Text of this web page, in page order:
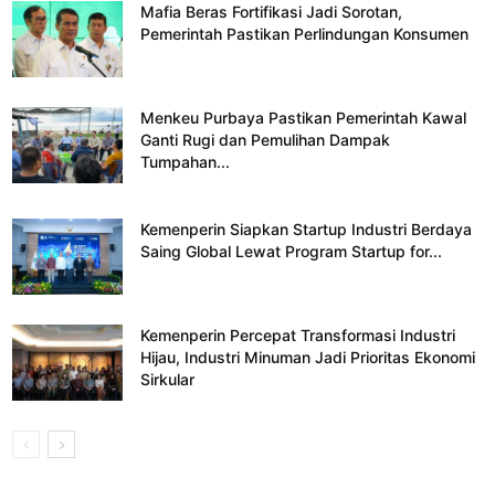
Mafia Beras Fortifikasi Jadi Sorotan,
Pemerintah Pastikan Perlindungan Konsumen
Menkeu Purbaya Pastikan Pemerintah Kawal
Ganti Rugi dan Pemulihan Dampak
Tumpahan...
Kemenperin Siapkan Startup Industri Berdaya
Saing Global Lewat Program Startup for...
Kemenperin Percepat Transformasi Industri
Hijau, Industri Minuman Jadi Prioritas Ekonomi
Sirkular